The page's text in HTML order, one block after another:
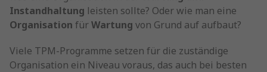
Instandhaltung leisten sollte? Oder wie man eine
Organisation fürWartung von Grund auf aufbaut?
Viele TPM-Programme setzen für die zuständige
Organisation ein Niveau voraus, das auch bei besten